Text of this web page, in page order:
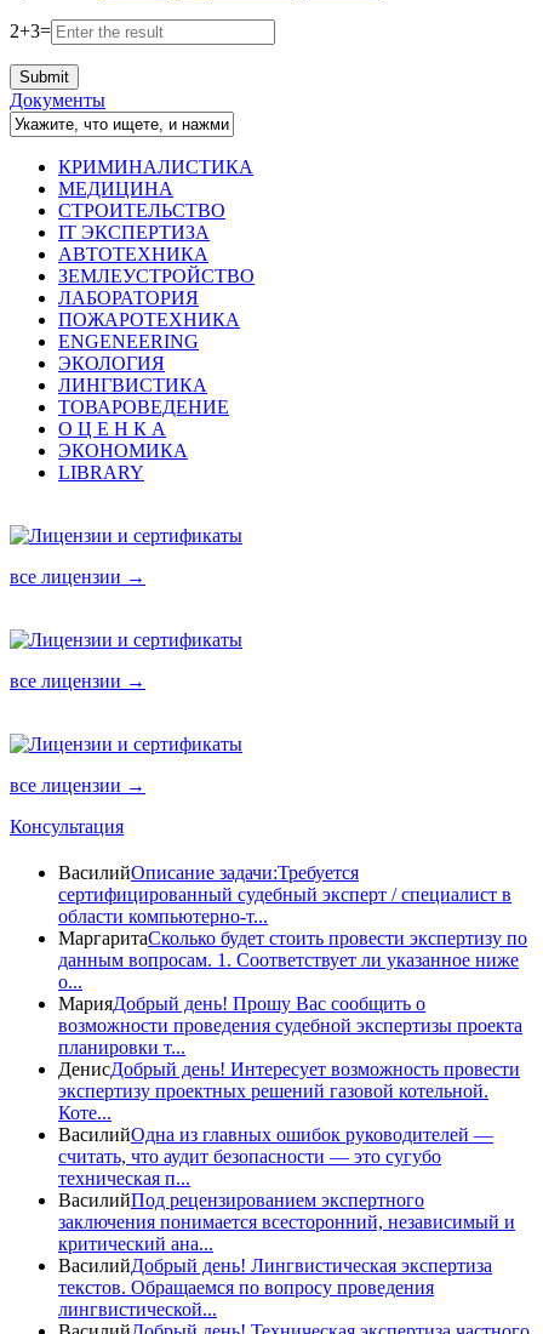
2+3=
Документы
КРИМИНАЛИСТИКА
МЕДИЦИНА
СТРОИТЕЛЬСТВО
IT ЭКСПЕРТИЗА
АВТОТЕХНИКА
ЗЕМЛЕУСТРОЙСТВО
ЛАБОРАТОРИЯ
ПОЖАРОТЕХНИКА
ENGENEERING
ЭКОЛОГИЯ
ЛИНГВИСТИКА
ТОВАРОВЕДЕНИЕ
О Ц Е Н К А
ЭКОНОМИКА
LIBRARY
все лицензии →
все лицензии →
все лицензии →
Консультация
ВасилийОписание задачи:Требуется
сертифицированный судебный эксперт / специалист в
области компьютерно-т...
МаргаритаСколько будет стоить провести экспертизу по
данным вопросам. 1. Соответствует ли указанное ниже
о...
МарияДобрый день! Прошу Вас сообщить о
возможности проведения судебной экспертизы проекта
планировки т...
ДенисДобрый день! Интересует возможность провести
экспертизу проектных решений газовой котельной.
Коте...
ВасилийОдна из главных ошибок руководителей —
считать, что аудит безопасности — это сугубо
техническая п...
ВасилийПод рецензированием экспертного
заключения понимается всесторонний, независимый и
критический ана...
ВасилийДобрый день! Лингвистическая экспертиза
текстов. Обращаемся по вопросу проведения
лингвистической...